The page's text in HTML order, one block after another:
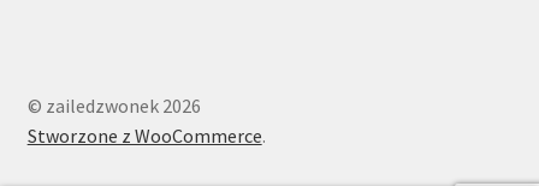
© zailedzwonek 2026
Stworzone z WooCommerce.